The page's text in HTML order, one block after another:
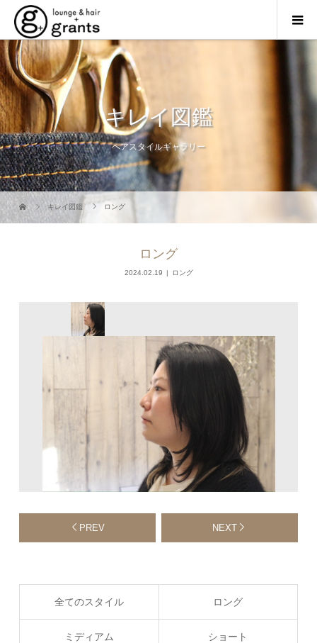
キレイ図鑑
ヘアスタイルギャラリー
キレイ図鑑 ロング
ロング
2024.02.19 ロング
PREV NEXT
全てのスタイル ロング
ミディアム ショート